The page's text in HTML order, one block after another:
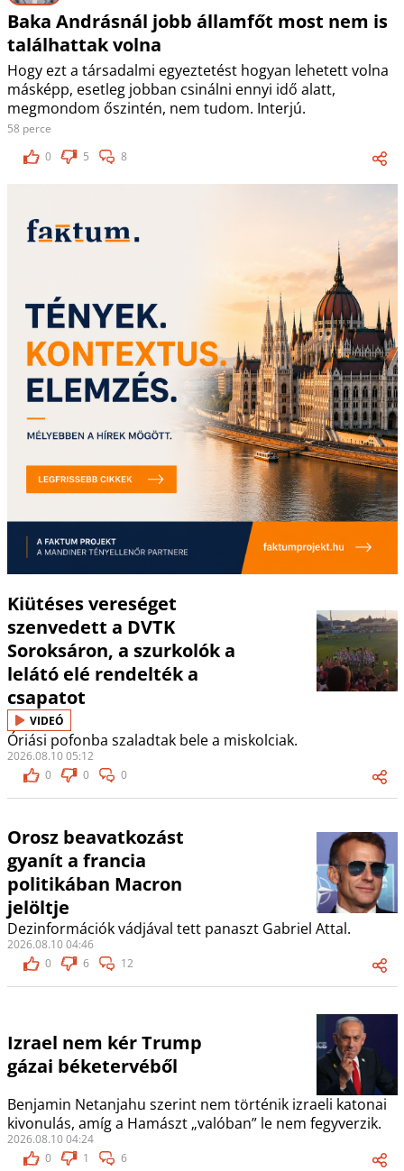
Baka Andrásnál jobb államfőt most nem is
találhattak volna
Hogy ezt a társadalmi egyeztetést hogyan lehetett volna
másképp, esetleg jobban csinálni ennyi idő alatt,
megmondom őszintén, nem tudom. Interjú.
58 perce
0
5 8
Kiütéses vereséget
szenvedett a DVTK
Soroksáron, a szurkolók a
lelátó elé rendelték a
csapatot
VIDEÓ
Óriási pofonba szaladtak bele a miskolciak.
2026.08.10 05:12
0
0 0
Orosz beavatkozást
gyanít a francia
politikában Macron
jelöltje
Dezinformációk vádjával tett panaszt Gabriel Attal.
2026.08.10 04:46
0
6 12
Izrael nem kér Trump
gázai béketervéből
Benjamin Netanjahu szerint nem történik izraeli katonai
kivonulás, amíg a Hamászt „valóban” le nem fegyverzik.
2026.08.10 04:24
0
1 6